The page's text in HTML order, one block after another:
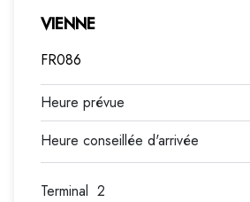
FR086
VIENNE
Terminal 2